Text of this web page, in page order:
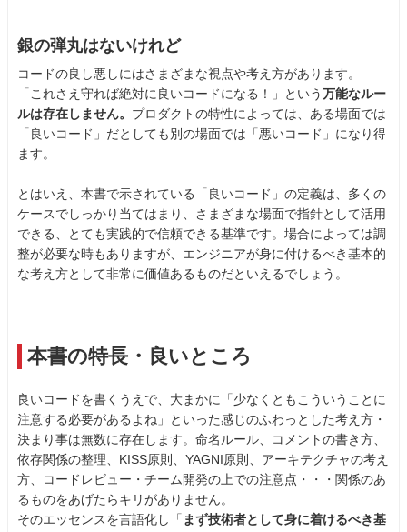
銀の弾丸はないけれど
コードの良し悪しにはさまざまな視点や考え方があります。
「これさえ守れば絶対に良いコードになる！」という万能なルー
ルは存在しません。 プロダクトの特性によっては、ある場面では
「良いコード」だとしても別の場面では「悪いコード」になり得
ます。
とはいえ、本書で示されている「良いコード」の定義は、多くの
ケースでしっかり当てはまり、さまざまな場面で指針として活用
できる、とても実践的で信頼できる基準です。場合によっては調
整が必要な時もありますが、エンジニアが身に付けるべき基本的
な考え方として非常に価値あるものだといえるでしょう。
本書の特長・良いところ
良いコードを書くうえで、大まかに「少なくともこういうことに
注意する必要があるよね」といった感じのふわっとした考え方・
決まり事は無数に存在します。命名ルール、コメントの書き方、
依存関係の整理、KISS原則、YAGNI原則、アーキテクチャの考え
方、コードレビュー・チーム開発の上での注意点・・・関係のあ
るものをあげたらキリがありません。
そのエッセンスを言語化し「 まず技術者として身に着けるべき基